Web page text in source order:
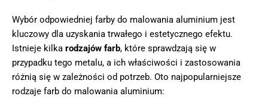
Wybór odpowiedniej farby do malowania aluminium jest
kluczowy dla uzyskania trwałego i estetycznego efektu.
Istnieje kilka rodzajów farb, które sprawdzają się w
przypadku tego metalu, a ich właściwości i zastosowania
różnią się w zależności od potrzeb. Oto najpopularniejsze
rodzaje farb do malowania aluminium: